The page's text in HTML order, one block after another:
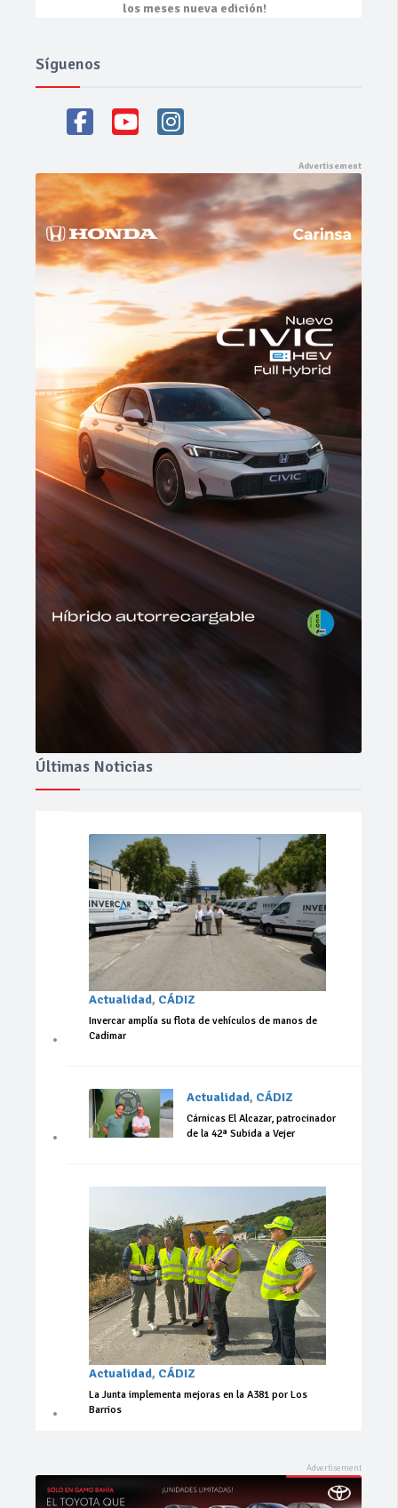
los meses nueva edición!
Síguenos
Últimas Noticias
Actualidad, CÁDIZ
Invercar amplía su flota de vehículos de manos de
Cadimar
Actualidad, CÁDIZ
Cárnicas El Alcazar, patrocinador
de la 42ª Subida a Vejer
Actualidad, CÁDIZ
La Junta implementa mejoras en la A381 por Los
Barrios